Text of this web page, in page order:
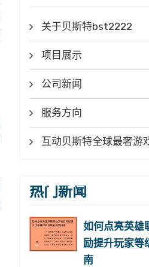
关于贝斯特bst2222
项目展示
公司新闻
服务方向
互动贝斯特全球最奢游
热门新闻
如何点亮英雄
励提升玩家等
南